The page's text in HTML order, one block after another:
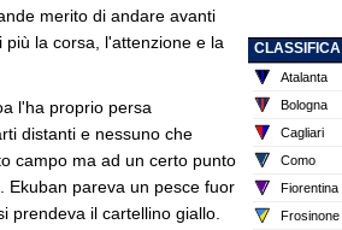
merito di andare avanti
la corsa, l'attenzione e la
l'ha proprio persa
distanti e nessuno che
campo ma ad un certo punto
Ekuban pareva un pesce fuor
prendeva il cartellino giallo.
CLASSIFICA
Atalanta
Bologna
Cagliari
Como
Fiorentina
Frosinone